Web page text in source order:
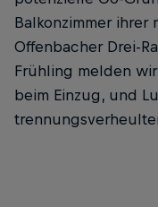
Balkonzimmer ­ihrer
Offenbacher Drei-
Frühling melden
beim Einzug, und